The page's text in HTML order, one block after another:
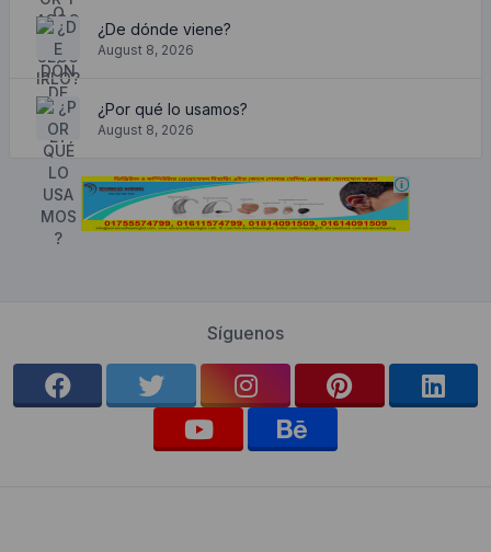
¿De dónde viene?
August 8, 2026
¿Por qué lo usamos?
August 8, 2026
Síguenos